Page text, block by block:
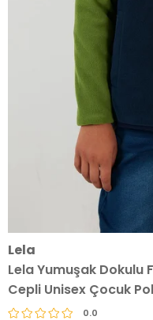
Lela
Lela Yumuşak Dokulu
Cepli Unisex Çocuk
0.0